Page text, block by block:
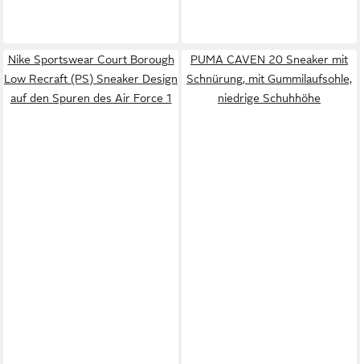
Nike Sportswear Court Borough
Low Recraft (PS) Sneaker Design
auf den Spuren des Air Force 1
PUMA CAVEN 20 Sneaker mit
Schnürung, mit Gummilaufsohle,
niedrige Schuhhöhe